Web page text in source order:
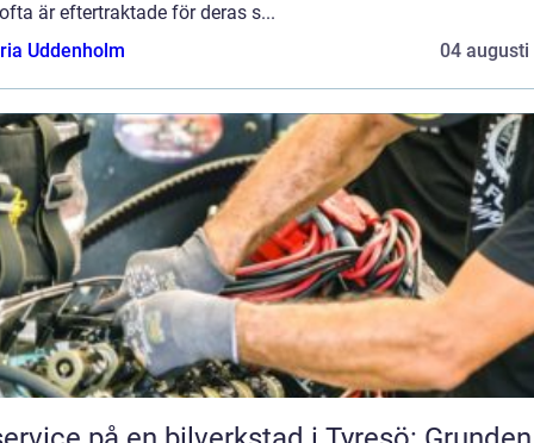
är eftertraktade för deras s...
Uddenholm
04 augusti